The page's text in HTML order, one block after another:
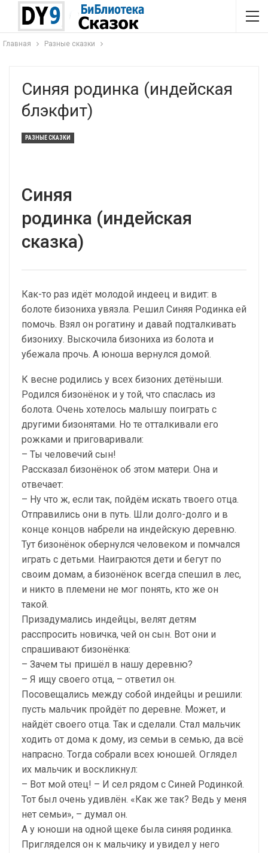
Главная Разные сказки
Синяя родинка (индейская
блэкфит)
РАЗНЫЕ СКАЗКИ
Синяя
родинка (индейская
сказка)
Как-то раз идёт молодой индеец и видит: в
болоте бизониха увязла. Решил Синяя Родинка ей
помочь. Взял он рогатину и давай подталкивать
бизониху. Выскочила бизониха из болота и
убежала прочь. А юноша вернулся домой.
К весне родились у всех бизоних детёныши.
Родился бизонёнок и у той, что спаслась из
болота. Очень хотелось малышу поиграть с
другими бизонятами. Но те отталкивали его
рожками и приговаривали:
– Ты человечий сын!
Рассказал бизонёнок об этом матери. Она и
отвечает:
– Ну что ж, если так, пойдём искать твоего отца.
Отправились они в путь. Шли долго-долго и в
конце концов набрели на индейскую деревню.
Тут бизонёнок обернулся человеком и помчался
играть с детьми. Наиграются дети и бегут по
своим домам, а бизонёнок всегда спешил в лес,
и никто в племени не мог понять, кто же он
такой.
Призадумались индейцы, велят детям
расспросить новичка, чей он сын. Вот они и
спрашивают бизонёнка:
– Зачем ты пришёл в нашу деревню?
– Я ищу своего отца, – ответил он.
Посовещались между собой индейцы и решили:
пусть мальчик пройдёт по деревне. Может, и
найдёт своего отца. Так и сделали. Стал мальчик
ходить от дома к дому, из семьи в семью, да всё
напрасно. Тогда собрали всех юношей. Оглядел
их мальчик и воскликнул:
– Вот мой отец! – И сел рядом с Синей Родинкой.
Тот был очень удивлён. «Как же так? Ведь у меня
нет семьи», – думал он.
А у юноши на одной щеке была синяя родинка.
Пригляделся он к мальчику и увидел у него